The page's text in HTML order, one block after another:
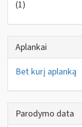
(1)
Aplankai
Bet kurį aplanką
Parodymo data